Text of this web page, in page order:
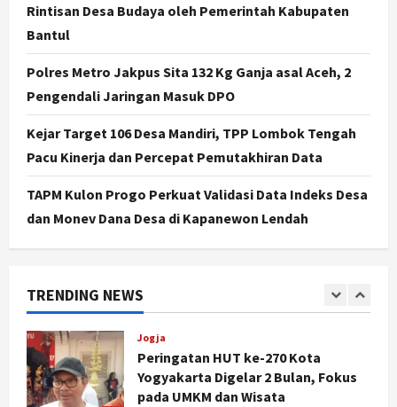
Rintisan Desa Budaya oleh Pemerintah Kabupaten
Bantul
Polres Metro Jakpus Sita 132 Kg Ganja asal Aceh, 2
Pengendali Jaringan Masuk DPO
Kejar Target 106 Desa Mandiri, TPP Lombok Tengah
Pacu Kinerja dan Percepat Pemutakhiran Data
TAPM Kulon Progo Perkuat Validasi Data Indeks Desa
dan Monev Dana Desa di Kapanewon Lendah
TRENDING NEWS
5
BRIN Kembangkan Sepatu Murah
Rakyat
Agustus 7, 2026
Politik
Hari Jadi Pati ke-703 Jadi
Momentum Kemajuan, Ini Pesan Ali
Badrudin
Agustus 8, 2026
2
Jogja
Jogja
Dorong Ekonomi Lokal,
Gunungkidul Gelar Open Sepatu
Roda di Pantai Sepanjang